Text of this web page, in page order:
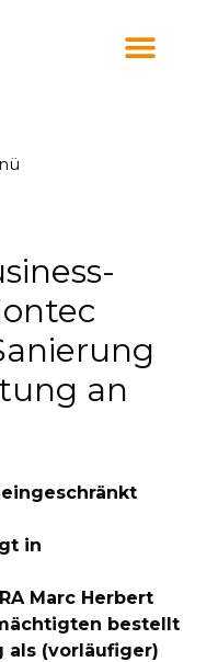
an
in
Marc Herbert
bestellt
als (vorläufiger)